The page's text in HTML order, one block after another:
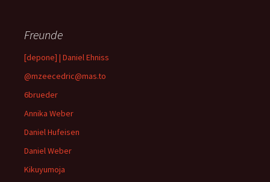
Freunde
[depone] | Daniel Ehniss
@mzeecedric@mas.to
6brueder
Annika Weber
Daniel Hufeisen
Daniel Weber
Kikuyumoja